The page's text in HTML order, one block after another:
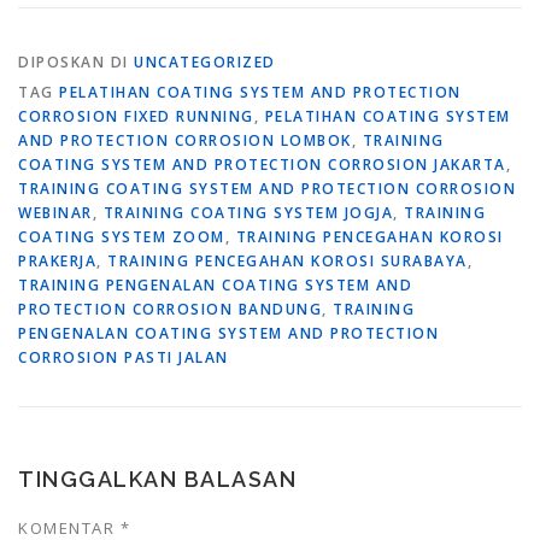
DIPOSKAN DI UNCATEGORIZED
TAG PELATIHAN COATING SYSTEM AND PROTECTION
CORROSION FIXED RUNNING, PELATIHAN COATING SYSTEM
AND PROTECTION CORROSION LOMBOK, TRAINING
COATING SYSTEM AND PROTECTION CORROSION JAKARTA,
TRAINING COATING SYSTEM AND PROTECTION CORROSION
WEBINAR, TRAINING COATING SYSTEM JOGJA, TRAINING
COATING SYSTEM ZOOM, TRAINING PENCEGAHAN KOROSI
PRAKERJA, TRAINING PENCEGAHAN KOROSI SURABAYA,
TRAINING PENGENALAN COATING SYSTEM AND
PROTECTION CORROSION BANDUNG, TRAINING
PENGENALAN COATING SYSTEM AND PROTECTION
CORROSION PASTI JALAN
TINGGALKAN BALASAN
KOMENTAR *